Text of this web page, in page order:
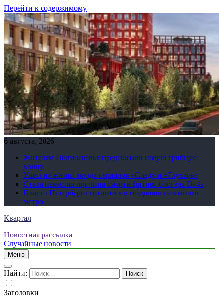
Перейти к содержимому
6 августа, 2026
Жителям Подмосковья предсказали новую грибную
волну
Ушел из жизни звезда сериалов «След» и «Глухарь»
Стала известна причина смерти фитнес-блогера Do4а
Власти Петербурга готовятся к созданию наземного
метро
Квартал
Новостная рассылка
Случайные новости
Меню
Найти:
Заголовки